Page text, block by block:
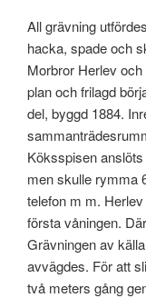
All grävning
hacka, spade och
Morbror Herlev
plan och frilagd
del, byggd 1884.
Köksspisen
men skulle rymma
telefon m m.
första våningen.
Grävningen av
avvägdes. För att
två meters gång